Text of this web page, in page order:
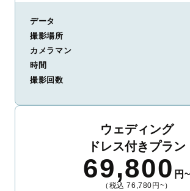
データ
撮影場所
カメラマン
時間
撮影回数
ウェディング
ドレス付きプラン
69,800 円~
（税込 76,780円~）